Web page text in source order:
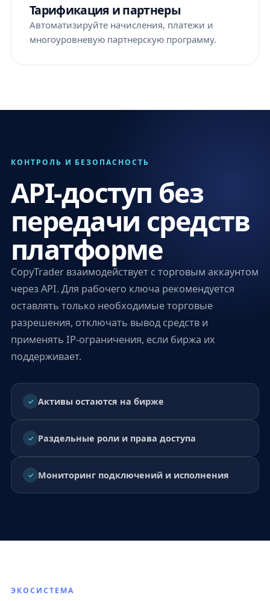
Тарификация и партнеры
Автоматизируйте начисления, платежи и
многоуровневую партнерскую программу.
КОНТРОЛЬ И БЕЗОПАСНОСТЬ
API-доступ без
передачи средств
платформе
CopyTrader взаимодействует с торговым аккаунтом
через API. Для рабочего ключа рекомендуется
оставлять только необходимые торговые
разрешения, отключать вывод средств и
применять IP-ограничения, если биржа их
поддерживает.
Активы остаются на бирже
Раздельные роли и права доступа
Мониторинг подключений и исполнения
ЭКОСИСТЕМА